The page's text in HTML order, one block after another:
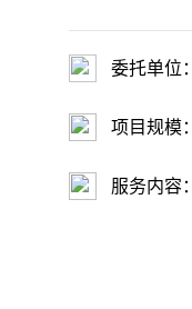
委托单位：
项目规模：
服务内容：